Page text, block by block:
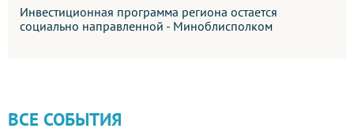
Инвестиционная программа региона остается
социально направленной - Миноблисполком
ВСЕ СОБЫТИЯ